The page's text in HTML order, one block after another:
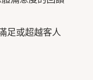
足或超越客人